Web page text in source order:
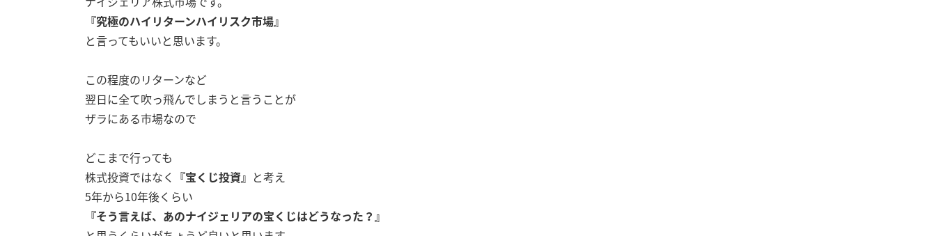
『究極のハイリターンハイリスク市場』
と言ってもいいと思います。
この程度のリターンなど
翌日に全て吹っ飛んでしまうと言うことが
ザラにある市場なので
どこまで行っても
株式投資ではなく 『宝くじ投資』 と考え
5年から10年後くらい
『そう言えば、あのナイジェリアの宝くじはどうなった？』